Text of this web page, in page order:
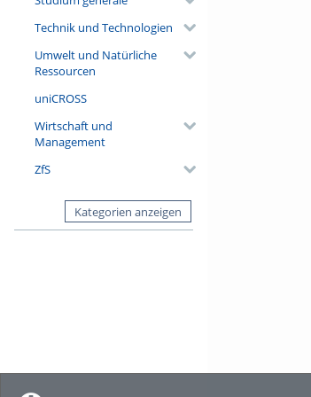
Technik und Technologien
Umwelt und Natürliche
Ressourcen
uniCROSS
Wirtschaft und
Management
ZfS
Kategorien anzeigen